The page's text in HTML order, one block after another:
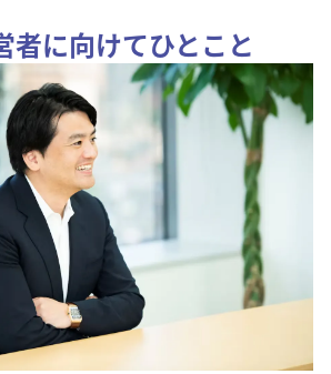
者に向けてひとこと